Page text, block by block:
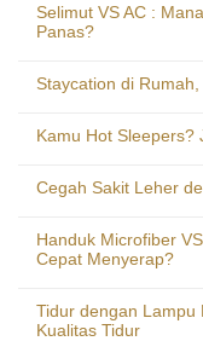
Selimut VS AC :
Panas?
Staycation di
Kamu Hot Sleepers?
Cegah Sakit Leher
Handuk Microfiber
Cepat Menyerap?
Tidur dengan Lampu
Kualitas Tidur